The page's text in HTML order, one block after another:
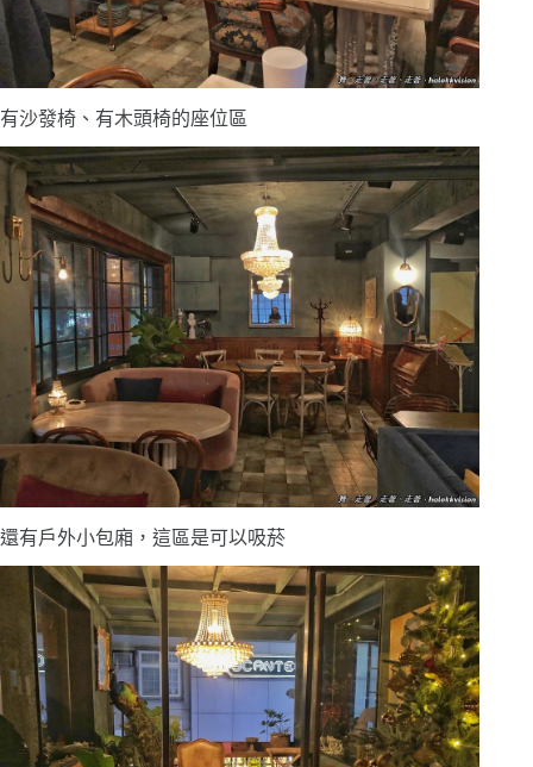
有沙發椅、有木頭椅的座位區
還有戶外小包廂，這區是可以吸菸